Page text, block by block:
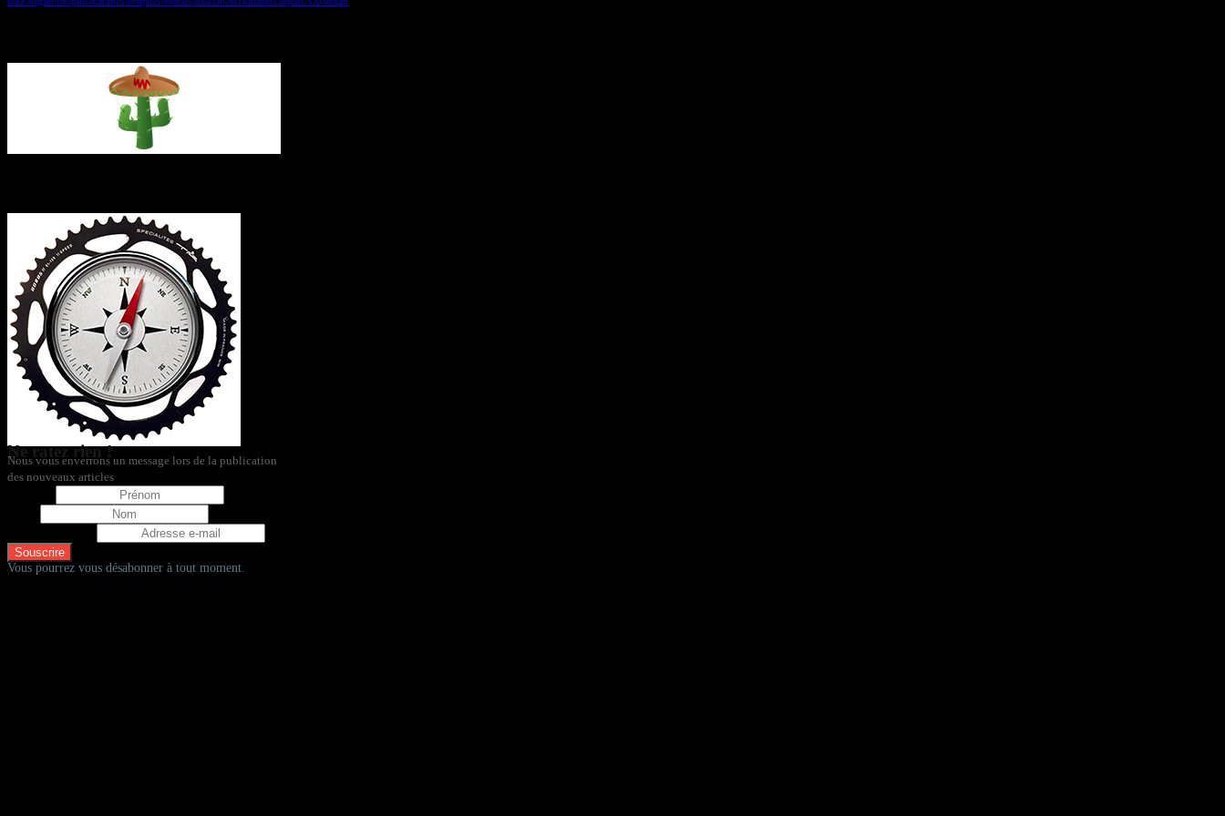
Ne ratez rien !
Nous vous enverrons un message lors de la publication
des nouveaux articles
Vous pourrez vous désabonner à tout moment.